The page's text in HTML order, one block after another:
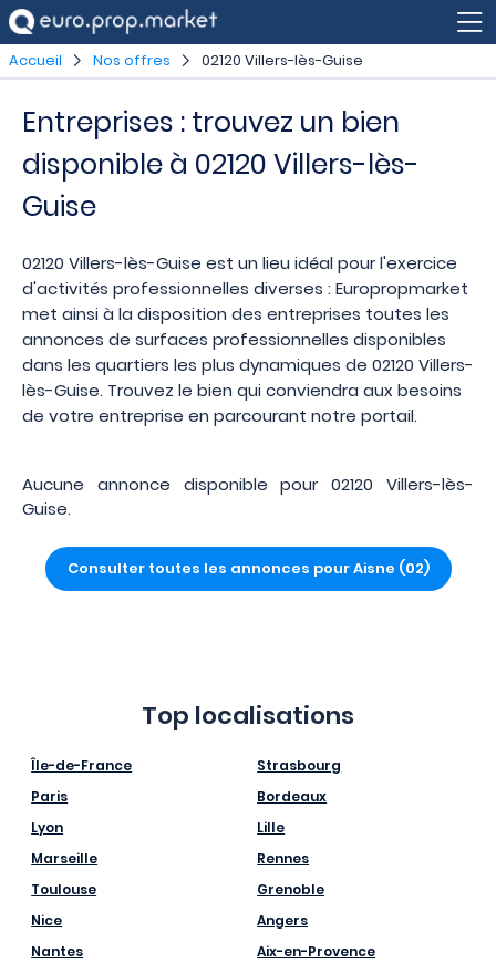
Accueil Nos offres 02120 Villers-lès-Guise
Entreprises : trouvez un bien
disponible à 02120 Villers-lès-
Guise
02120 Villers-lès-Guise est un lieu idéal pour l'exercice
d'activités professionnelles diverses : Europropmarket
met ainsi à la disposition des entreprises toutes les
annonces de surfaces professionnelles disponibles
dans les quartiers les plus dynamiques de 02120 Villers-
lès-Guise. Trouvez le bien qui conviendra aux besoins
de votre entreprise en parcourant notre portail.
Aucune annonce disponible pour 02120 Villers-lès-
Guise.
Consulter toutes les annonces pour Aisne (02)
Top localisations
Île-de-France
Paris
Lyon
Marseille
Toulouse
Nice
Nantes
Strasbourg
Bordeaux
Lille
Rennes
Grenoble
Angers
Aix-en-Provence